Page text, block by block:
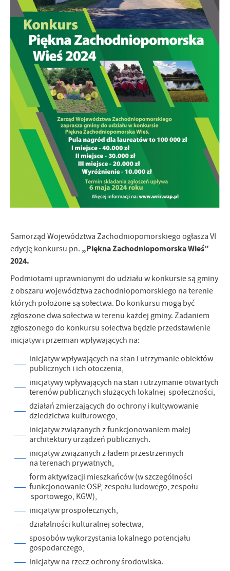
Samorząd Województwa Zachodniopomorskiego ogłasza VI
edycję konkursu pn. „Piękna Zachodniopomorska Wieś”
2024.
Podmiotami uprawnionymi do udziału w konkursie są gminy
z obszaru województwa zachodniopomorskiego na terenie
których położone są sołectwa. Do konkursu mogą być
zgłoszone dwa sołectwa w terenu każdej gminy. Zadaniem
zgłoszonego do konkursu sołectwa będzie przedstawienie
inicjatyw i przemian wpływających na:
inicjatyw wpływających na stan i utrzymanie obiektów
publicznych i ich otoczenia,
inicjatywy wpływających na stan i utrzymanie otwartych
terenów publicznych służących lokalnej społeczności,
działań zmierzających do ochrony i kultywowanie
dziedzictwa kulturowego,
inicjatyw związanych z funkcjonowaniem małej
architektury urządzeń publicznych.
inicjatyw związanych z ładem przestrzennych
na terenach prywatnych,
form aktywizacji mieszkańców (w szczególności
funkcjonowanie OSP, zespołu ludowego, zespołu
sportowego, KGW),
inicjatyw prospołecznych,
działalności kulturalnej sołectwa,
sposobów wykorzystania lokalnego potencjału
gospodarczego,
inicjatyw na rzecz ochrony środowiska.
firm będących naszymi partnerami oraz innych dostawców usług.
Firmy te działają w charakterze pośredników prezentujących nasze
treści w postaci wiadomości, ofert, komunikatów mediów
społecznościowych.